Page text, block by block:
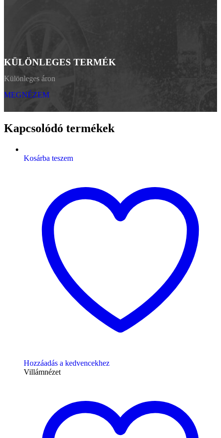
KÜLÖNLEGES TERMÉK
Különleges áron
MEGNÉZEM
Kapcsolódó termékek
Kosárba teszem
Hozzáadás a kedvencekhez
Villámnézet